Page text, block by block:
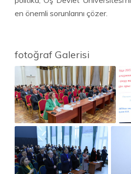
en önemli sorunlarını çözer.
fotoğraf Galerisi